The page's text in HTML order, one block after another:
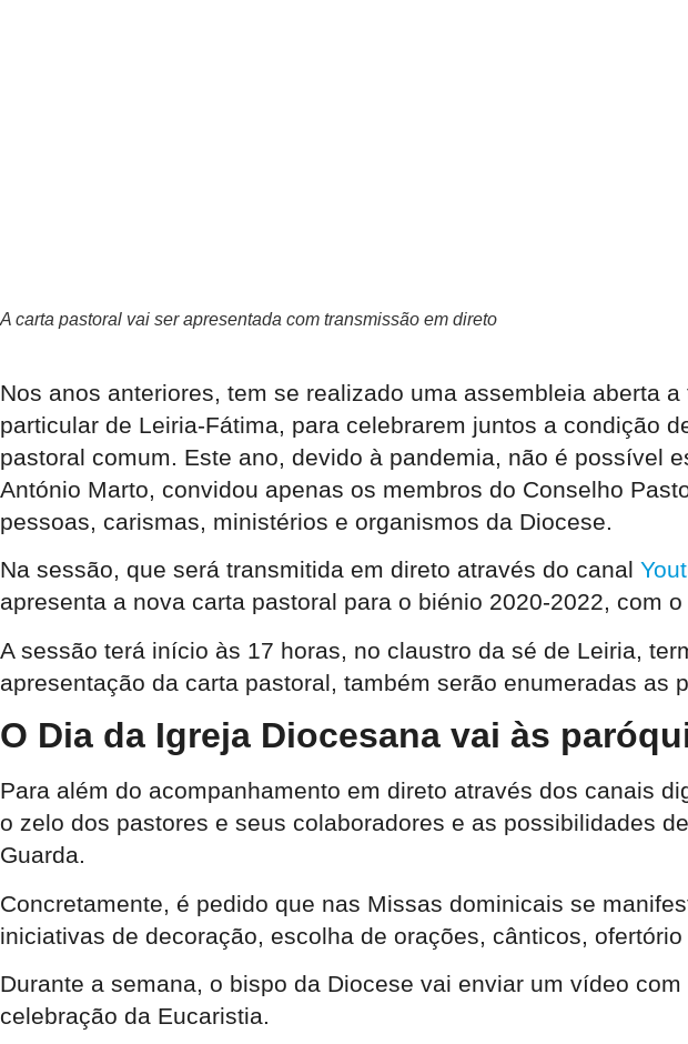
A carta pastoral vai ser apresentada com transmissão em direto
Nos anos anteriores, tem se realizado uma assembleia aberta
particular de Leiria-Fátima, para celebrarem juntos a condição
pastoral comum. Este ano, devido à pandemia, não é possível
António Marto, convidou apenas os membros do Conselho
pessoas, carismas, ministérios e organismos da Diocese.
Na sessão, que será transmitida em direto através do canal
apresenta a nova carta pastoral para o biénio 2020-2022, com
A sessão terá início às 17 horas, no claustro da sé de Leiria,
apresentação da carta pastoral, também serão enumeradas as
O Dia da Igreja Diocesana vai às
Para além do acompanhamento em direto através dos canais
o zelo dos pastores e seus colaboradores e as possibilidades
Guarda.
Concretamente, é pedido que nas Missas dominicais se
iniciativas de decoração, escolha de orações, cânticos, ofertório
Durante a semana, o bispo da Diocese vai enviar um vídeo com
celebração da Eucaristia.